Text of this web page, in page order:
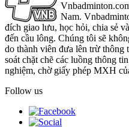
Nam.
đích giao lưu, học hỏi, chia sẻ
đến cầu lông. Chúng tôi sẽ
do thành viên đưa lên trừ
soát chặt chẽ các luồng thông
nghiệm, chờ giấy phép MXH
Follow us